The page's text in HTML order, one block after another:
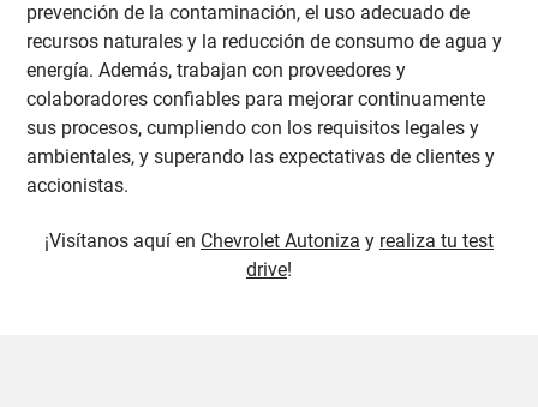
prevención de la contaminación, el uso adecuado de
recursos naturales y la reducción de consumo de agua y
energía. Además, trabajan con proveedores y
colaboradores confiables para mejorar continuamente
sus procesos, cumpliendo con los requisitos legales y
ambientales, y superando las expectativas de clientes y
accionistas.
¡Visítanos aquí en Chevrolet Autoniza y realiza tu test
drive!